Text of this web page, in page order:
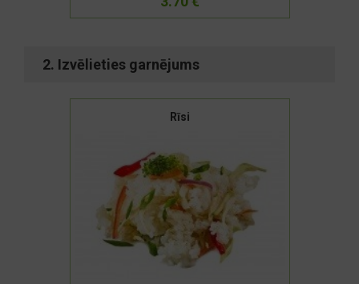
2. Izvēlieties garnējums
Rīsi